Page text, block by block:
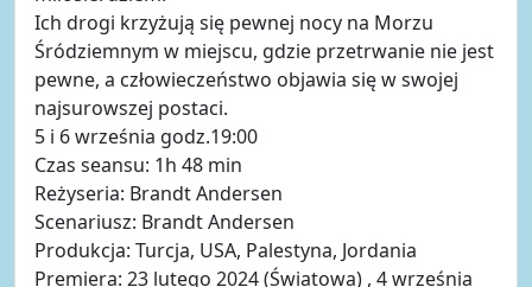
Ich drogi krzyżują się pewnej nocy na Morzu
Śródziemnym w miejscu, gdzie przetrwanie nie jest
pewne, a człowieczeństwo objawia się w swojej
najsurowszej postaci.
5 i 6 września godz.19:00
Czas seansu: 1h 48 min
Reżyseria: Brandt Andersen
Scenariusz: Brandt Andersen
Produkcja: Turcja, USA, Palestyna, Jordania
Premiera: 23 lutego 2024 (Światowa) , 4 września